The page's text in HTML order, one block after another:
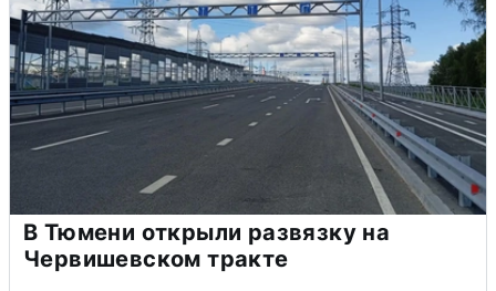
В Тюмени открыли развязку на
Червишевском тракте